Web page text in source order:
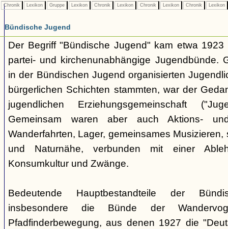
Chronik Lexikon Gruppe Lexikon Chronik Lexikon Chronik Lexikon Chronik Lexikon
Bündische Jugend
Der Begriff "Bündische Jugend" kam etwa
partei- und kirchenunabhängige Jugendbünde.
in der Bündischen Jugend organisierten
bürgerlichen Schichten stammten, war der
jugendlichen Erziehungsgemeinschaft
Gemeinsam waren aber auch Aktions-
Wanderfahrten, Lager, gemeinsames
und Naturnähe, verbunden mit einer
Konsumkultur und Zwänge.
Bedeutende Hauptbestandteile der
insbesondere die Bünde der
Pfadfinderbewegung, aus denen 1927 die